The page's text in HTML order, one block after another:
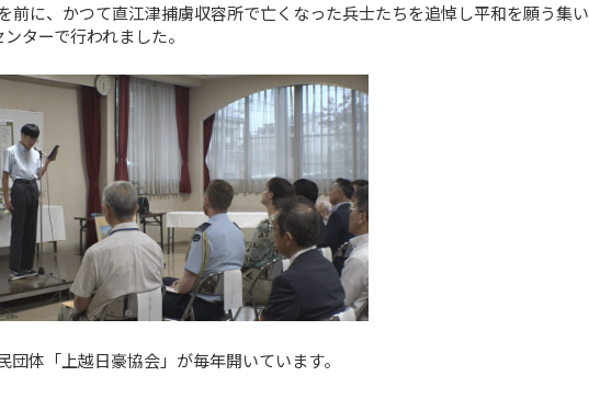
前に、かつて直江津捕虜収容所で亡くなった兵士たちを追悼し平和を願う集い
ターで行われました。
体「上越日豪協会」が毎年開いています。